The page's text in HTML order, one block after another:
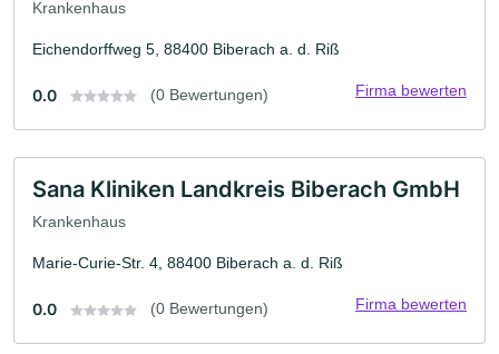
Krankenhaus
Eichendorffweg 5, 88400 Biberach a. d. Riß
0.0 (0 Bewertungen) Firma bewerten
Sana Kliniken Landkreis Biberach GmbH
Krankenhaus
Marie-Curie-Str. 4, 88400 Biberach a. d. Riß
0.0 (0 Bewertungen) Firma bewerten